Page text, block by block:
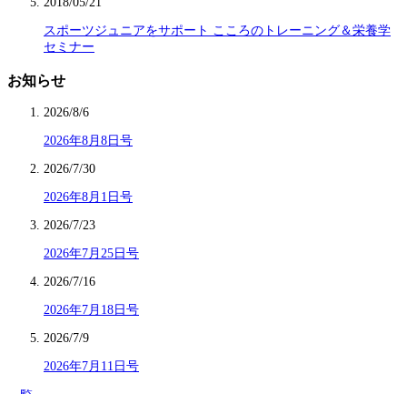
スポーツジュニアをサポート こころのトレーニング＆栄養学
セミナー
お知らせ
2026/8/6
2026年8月8日号
2026/7/30
2026年8月1日号
2026/7/23
2026年7月25日号
2026/7/16
2026年7月18日号
2026/7/9
2026年7月11日号